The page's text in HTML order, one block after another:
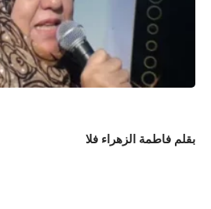
بقلم فاطمة الزهراء فلا